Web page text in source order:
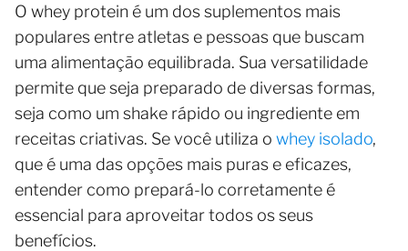
O whey protein é um dos suplementos mais
populares entre atletas e pessoas que buscam
uma alimentação equilibrada. Sua versatilidade
permite que seja preparado de diversas formas,
seja como um shake rápido ou ingrediente em
receitas criativas. Se você utiliza o whey isolado,
que é uma das opções mais puras e eficazes,
entender como prepará-lo corretamente é
essencial para aproveitar todos os seus
benefícios.